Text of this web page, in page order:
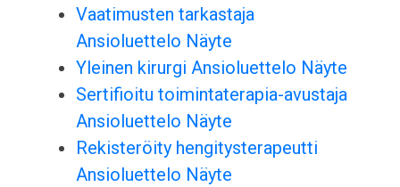
Vaatimusten tarkastaja
Ansioluettelo Näyte
Yleinen kirurgi Ansioluettelo Näyte
Sertifioitu toimintaterapia-avustaja
Ansioluettelo Näyte
Rekisteröity hengitysterapeutti
Ansioluettelo Näyte